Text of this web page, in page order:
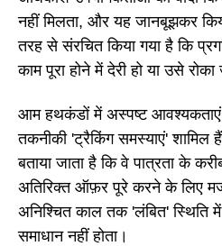
नहीं मिलता, और यह जानबूझकर
तरह से संरचित किया गया है कि
काम पूरा होने में देरी हो या उसे
आम हथकंडों में अस्पष्ट आवश्यकताएं,
तकनीकी 'ट्रैकिंग समस्याएं' शामिल
बताया जाता है कि वे पात्रता के
अतिरिक्त ऑफ़र पूरे करने के लिए
अनिश्चित काल तक 'लंबित'
समाधान नहीं होता।